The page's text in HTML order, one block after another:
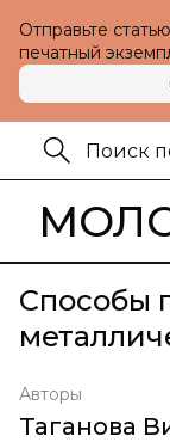
Отправьте
печатный
Способы
Авторы
Таганова